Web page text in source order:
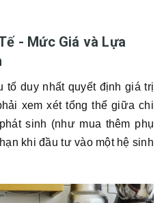
- Mức Giá và Lựa
tố duy nhất quyết định giá trị
xem xét tổng thể giữa chi
sinh (như mua thêm phụ
khi đầu tư vào một hệ sinh